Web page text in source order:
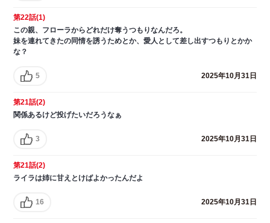
第22話(1)
この親、フローラからどれだけ奪うつもりなんだろ。
妹を連れてきたの同情を誘うためとか、愛人として差し出すつもりとかか
な？
5 2025年10月31日
第21話(2)
関係あるけど投げたいだろうなぁ
3 2025年10月31日
第21話(2)
ライラは姉に甘えとけばよかったんだよ
16 2025年10月31日